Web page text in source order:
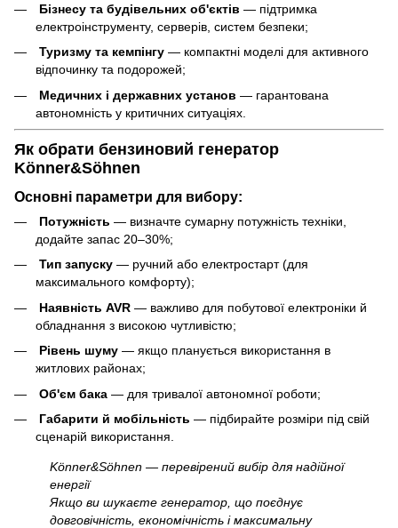
Бізнесу та будівельних об'єктів — підтримка
електроінструменту, серверів, систем безпеки;
Туризму та кемпінгу — компактні моделі для активного
відпочинку та подорожей;
Медичних і державних установ — гарантована
автономність у критичних ситуаціях.
Як обрати бензиновий генератор
Könner&Söhnen
Основні параметри для вибору:
Потужність — визначте сумарну потужність техніки,
додайте запас 20–30%;
Тип запуску — ручний або електростарт (для
максимального комфорту);
Наявність AVR — важливо для побутової електроніки й
обладнання з високою чутливістю;
Рівень шуму — якщо планується використання в
житлових районах;
Об'єм бака — для тривалої автономної роботи;
Габарити й мобільність — підбирайте розміри під свій
сценарій використання.
Könner&Söhnen — перевірений вибір для надійної
енергії
Якщо ви шукаєте генератор, що поєднує
довговічність, економічність і максимальну